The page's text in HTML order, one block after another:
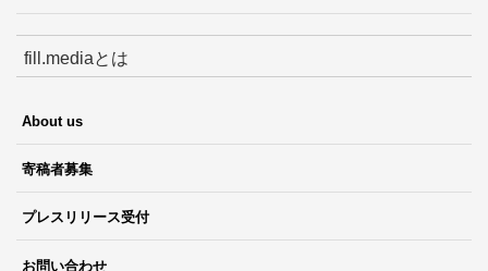
fill.mediaとは
About us
寄稿者募集
プレスリリース受付
お問い合わせ